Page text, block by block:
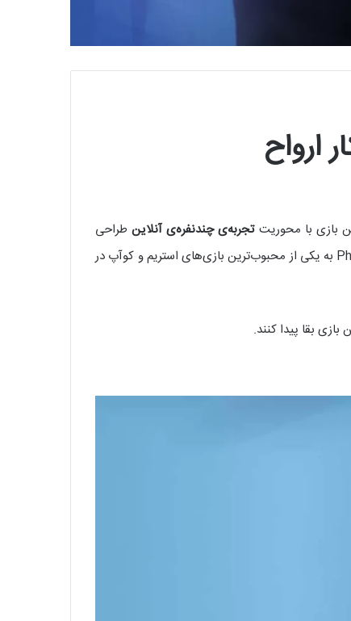
تجربه‌ی چندنفره‌ی آنلاینطراحی
شده و بازیکنان را در نقش شکارچیان ارواح قرار می‌دهد. ترکیب المان‌های بقا، کار تیمی و فضاسازی دلهره‌آور، باعث شده Phasmophobia به یکی از محبوب‌ترین بازی‌های استریم و کوآپ در
بقا پیدا کنند.